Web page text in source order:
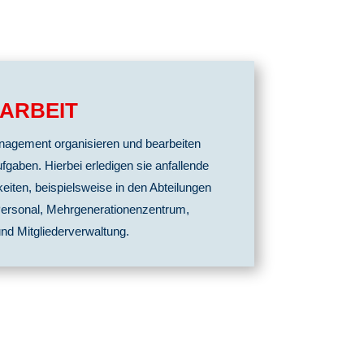
organisieren und bearbeiten
Hierbei erledigen sie anfallende
beispielsweise in den Abteilungen
Mehrgenerationenzentrum,
Mitgliederverwaltung.